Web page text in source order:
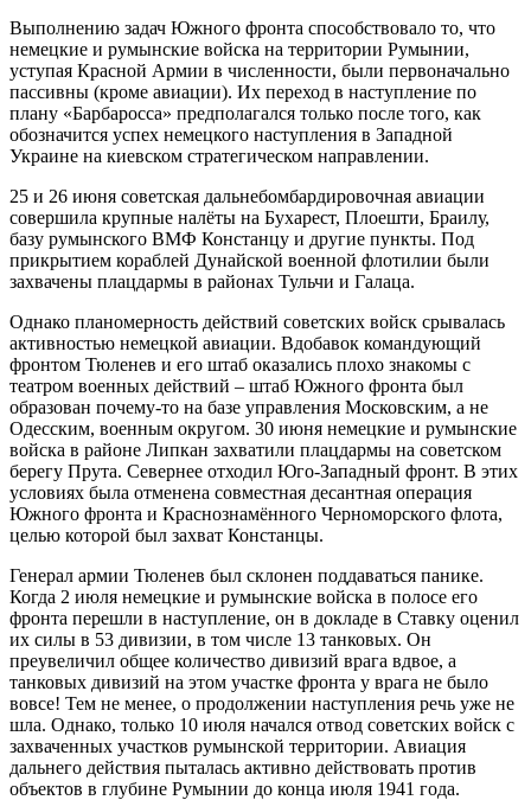
Выполнению задач Южного фронта способствовало то, что
немецкие и румынские войска на территории Румынии,
уступая Красной Армии в численности, были первоначально
пассивны (кроме авиации). Их переход в наступление по
плану «Барбаросса» предполагался только после того, как
обозначится успех немецкого наступления в Западной
Украине на киевском стратегическом направлении.
25 и 26 июня советская дальнебомбардировочная авиации
совершила крупные налёты на Бухарест, Плоешти, Браилу,
базу румынского ВМФ Констанцу и другие пункты. Под
прикрытием кораблей Дунайской военной флотилии были
захвачены плацдармы в районах Тульчи и Галаца.
Однако планомерность действий советских войск срывалась
активностью немецкой авиации. Вдобавок командующий
фронтом Тюленев и его штаб оказались плохо знакомы с
театром военных действий – штаб Южного фронта был
образован почему-то на базе управления Московским, а не
Одесским, военным округом. 30 июня немецкие и румынские
войска в районе Липкан захватили плацдармы на советском
берегу Прута. Севернее отходил Юго-Западный фронт. В этих
условиях была отменена совместная десантная операция
Южного фронта и Краснознамённого Черноморского флота,
целью которой был захват Констанцы.
Генерал армии Тюленев был склонен поддаваться панике.
Когда 2 июля немецкие и румынские войска в полосе его
фронта перешли в наступление, он в докладе в Ставку оценил
их силы в 53 дивизии, в том числе 13 танковых. Он
преувеличил общее количество дивизий врага вдвое, а
танковых дивизий на этом участке фронта у врага не было
вовсе! Тем не менее, о продолжении наступления речь уже не
шла. Однако, только 10 июля начался отвод советских войск с
захваченных участков румынской территории. Авиация
дальнего действия пыталась активно действовать против
объектов в глубине Румынии до конца июля 1941 года.